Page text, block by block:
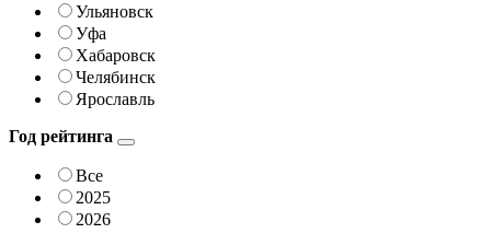
Ульяновск
Уфа
Хабаровск
Челябинск
Ярославль
Год рейтинга
Все
2025
2026